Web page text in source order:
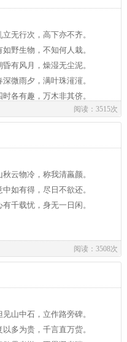
白园（白居易墓）坐落在洛阳
字乐天，晚年又号称香山居
代伟大的现实主义诗人，他的
平易通俗，有“诗魔”和“诗
善大夫。有《白氏长庆集》传
卖炭翁》、《琵琶行》等。白
南郑州新郑，葬于洛阳。白居
白园（白居易墓）坐落在洛阳
无行次，高下亦不齐。
野生物，不知何人栽。
有风月，燥湿无尘泥。
微雨夕，满叶珠漼漼。
各有趣，万木非其侪。
二十口，移转就松来。
为松主，时时一愧怀。
字乐天，晚年又号称香山居
代伟大的现实主义诗人，他的
平易通俗，有“诗魔”和“诗
善大夫。有《白氏长庆集》传
阅读：3515次
云物冷，称我清羸颜。
如有得，尽日不欲还。
千载忧，身无一日闲。
阅读：3508次
山中石，立作路旁碑。
多为贵，千言直万赀。